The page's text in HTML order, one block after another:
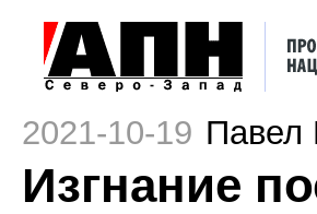
2021-10-19 Павел
Изгнание